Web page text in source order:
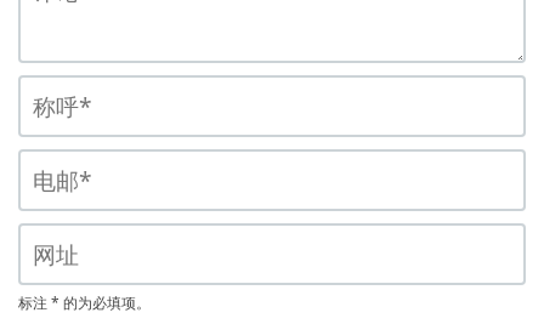
标注 * 的为必填项。